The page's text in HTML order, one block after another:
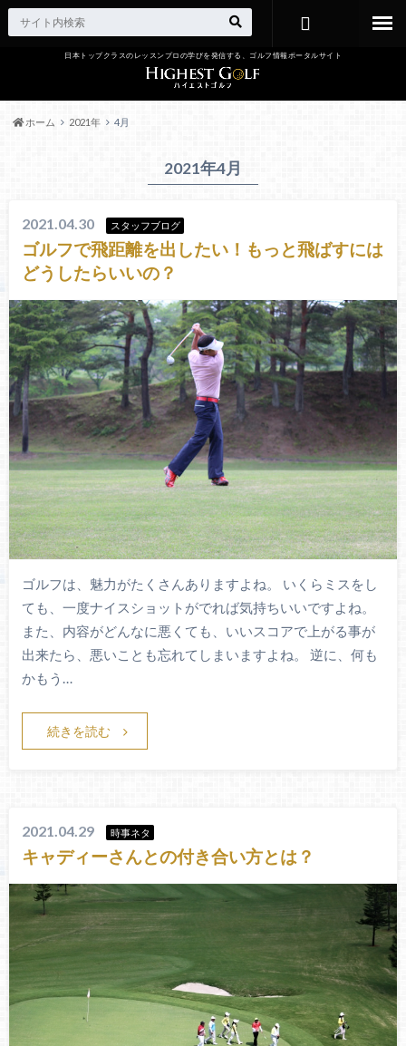
日本トップクラスのレッスンプロの学びを発信する、ゴルフ情報ポータルサイト
ホーム 2021年 4月
2021年4月
2021.04.30 スタッフブログ
ゴルフで飛距離を出したい！もっと飛ばすには
どうしたらいいの？
ゴルフは、魅力がたくさんありますよね。 いくらミスをし
ても、一度ナイスショットがでれば気持ちいいですよね。
また、内容がどんなに悪くても、いいスコアで上がる事が
出来たら、悪いことも忘れてしまいますよね。 逆に、何も
かもう…
続きを読む
2021.04.29 時事ネタ
キャディーさんとの付き合い方とは？